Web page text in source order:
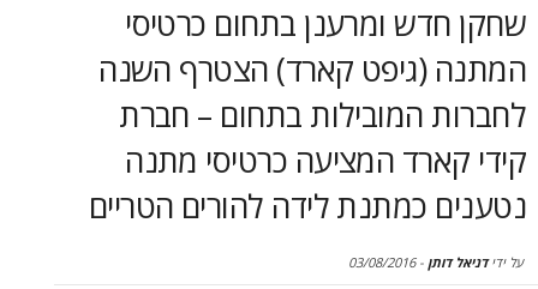
ומרענן בתחום כרטיסי
קארד) הצטרף השנה
המובילות בתחום – חברת
המציעה כרטיסי מתנה
כמתנת לידה להורים הטריים
-
03/08/2016